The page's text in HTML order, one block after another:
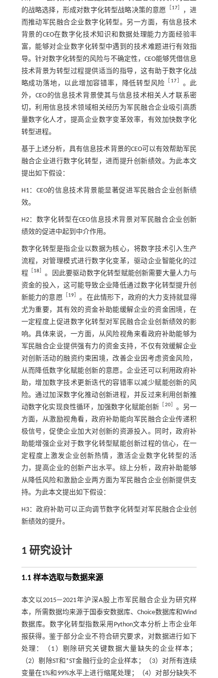
的战略选择，形成对数字化转型战略决策的意愿
［17］
，进
而推动军民融合企业数字化转型。另一方面，有信息技术
背景的CEO在数字化技术知识和数据处理能力方面经验丰
富，能够对企业数字化转型中遇到的技术难题进行有效指
导。针对数字化转型的风险与不确定性，CEO能够凭借信息
技术背景为转型过程提供适当的指导，这有助于数字化战
略成功落地，以此增加容错率，降低转型风险
［ 17］ 。此
外，CEO的信息技术背景使其与信息技术相关人才联系密
切，利用信息技术领域相关经历为军民融合企业吸引高质
量数字化人才，提高企业数字变革效率，有效加快数字化
转型进程。
基于上述分析，具有信息技术背景的CEO可以有效帮助军民
融合企业进行数字化转型，进而提升创新绩效。为此本文
提出如下假设：
H1：CEO的信息技术背景能显著促进军民融合企业创新绩
效。
H2：数字化转型在CEO信息技术背景对军民融合企业创新
绩效的促进中起到中介作用。
数字化转型是指企业以数据为核心，将数字技术引入生产
流程，对管理模式进行数字化变革，驱动企业智能化的过
程 ［18］ 。因此要驱动数字化转型赋能创新需要大量人力与
资金的投入，这可能导致企业降低通过数字化转型提升创
新能力的意愿 ［19］ 。在此情形下，政府的大力支持就显得
尤为重要，其有效的资金补助能缓解企业的资金困境，在
一定程度上促进数字化转型对军民融合企业创新绩效的影
响。具体来说，一方面，从风险视角来看政府补助能够为
军民融合企业提供强有力的资金支持，不仅有效缓解企业
对创新活动的融资约束困境，改善企业因考虑资金风险，
从而降低数字化赋能创新的意愿。企业还可以利用政府补
助，增加数字技术更新迭代的容错率以减少赋能创新的风
险。通过加深数字化推动创新进程，并反过来利用创新推
动数字化实现良性循环，加强数字化赋能创新 ［20］ 。另一
方面，从激励视角看，政府补助能向军民融合企业传递积
极信号，促使企业加大对创新的资源投入。同时，政府补
助能增强企业对于数字化转型赋能创新过程的信心，在一
定程度上激发企业创新热情，激活企业数字化转型的活
力，提高企业的创新产出水平。综上分析，政府补助能够
从降低风险和激励企业两方面为军民融合企业创新提供支
持。为此本文提出如下假设：
H3：政府补助可以正向调节数字化转型对军民融合企业创
新绩效的提升。
1 研究设计
1.1 样本选取与数据来源
本文以2015—2021年沪深A股上市军民融合企业为研究样
本，所需数据均来源于国泰安数据库、Choice数据库和Wind
数据库。数字化转型指数采用Python文本分析上市企业年
报获得。鉴于部分企业不符合研究要求，对数据进行如下
处理：（1）剔除研究关键数据大量缺失的企业样本；
（2）剔除ST和*ST金融行业的企业样本；（3）对所有连续
变量在1%和99%水平上进行缩尾处理；（4）对部分缺失不